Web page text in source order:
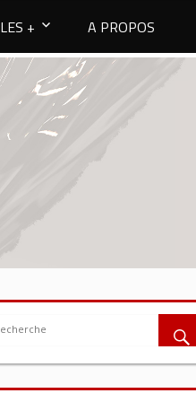
LES + A PROPOS